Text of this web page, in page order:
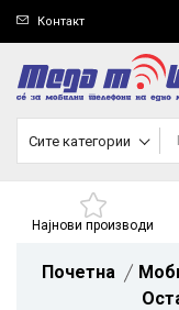
Контакт
Сите категории
Најнови производи
Почетна